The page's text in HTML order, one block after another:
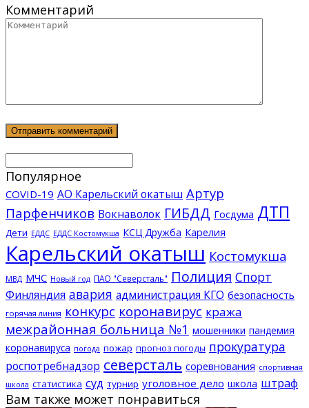
Комментарий
Популярное
COVID-19 АО Карельский окатыш Артур
Парфенчиков Вокнаволок ГИБДД Госдума ДТП
Дети ЕДДС ЕДДС Костомукша КСЦ Дружба Карелия
Карельский окатыш Костомукша
МВД МЧС Новый год ПАО "Северсталь" Полиция Спорт
Финляндия авария администрация КГО безопасность
горячая линия конкурс коронавирус кража
межрайонная больница №1 мошенники пандемия
коронавируса погода пожар прогноз погоды прокуратура
роспотребнадзор северсталь соревнования спортивная
школа статистика суд турнир уголовное дело школа штраф
Вам также может понравиться